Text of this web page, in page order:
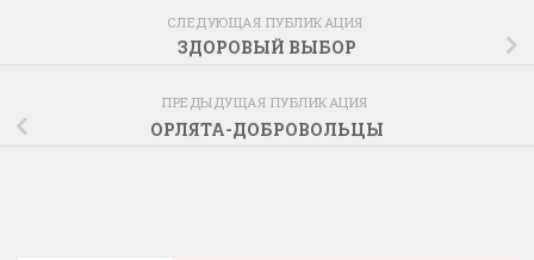
СЛЕДУЮЩАЯ ПУБЛИКАЦИЯ
ЗДОРОВЫЙ ВЫБОР
ПРЕДЫДУЩАЯ ПУБЛИКАЦИЯ
ОРЛЯТА-ДОБРОВОЛЬЦЫ